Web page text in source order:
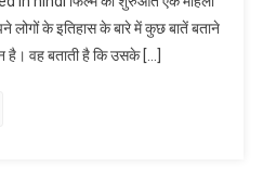
Hindi
लोगों के इतिहास के बारे में कुछ बातें बताने
है। वह बताती है कि उसके […]